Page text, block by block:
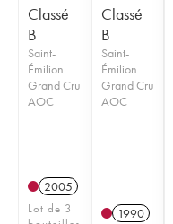
Classé
B
Saint-
Émilion
Grand Cru
AOC
2005
Lot de 3
Classé
B
Saint-
Émilion
Grand Cru
AOC
1990